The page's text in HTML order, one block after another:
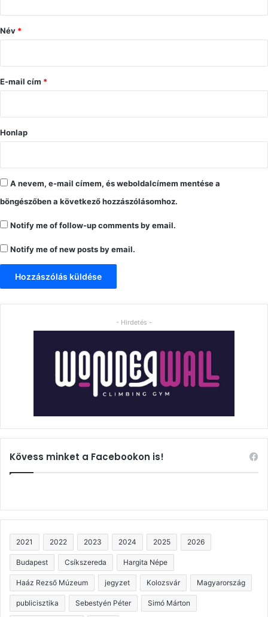
ó
s
Név *
E-mail cím *
Honlap
A nevem, e-mail címem, és weboldalcímem mentése a
böngészőben a következő hozzászólásomhoz.
Notify me of follow-up comments by email.
Notify me of new posts by email.
- Hirdetés -
Kövess minket a Facebookon is!
2021 2022 2023 2024 2025 2026
Budapest Csíkszereda Hargita Népe
Haáz Rezső Múzeum jegyzet Kolozsvár Magyarország
publicisztika Sebestyén Péter Simó Márton